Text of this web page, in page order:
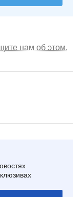
нам об этом.